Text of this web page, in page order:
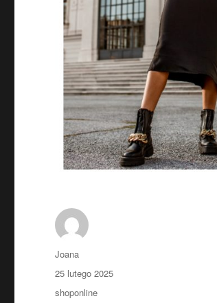
Autor
Joana
Opublikowano
25 lutego 2025
Kategorie
shoponline